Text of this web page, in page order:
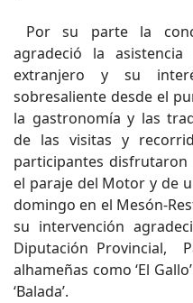
Por su parte la
agradeció la
extranjero y su
sobresaliente desde el
la gastronomía y las
de las visitas y
participantes
el paraje del Motor y de
domingo en el Mesón-
su intervención
Diputación Provincial,
alhameñas como ‘El
‘Balada’.